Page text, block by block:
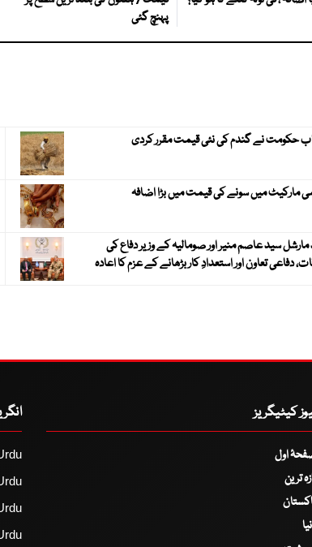
پہنچ گئی
حکومت نے گندم کی نئی قیمت مقرر کردی
مارکیٹ میں سونے کی قیمت میں بڑا اضافہ
مارشل سید عاصم منیر اور صومالیہ کے وزیر دفاع کی
دفاعی تعاون اور استعدادِ کار بڑھانے کے عزم کا اعادہ
کیٹیگریز
اول
ترین